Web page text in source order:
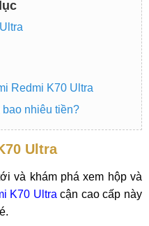
Redmi K70 Ultra
nhiêu tiền?
Ultra
và khám phá xem hộp và
K70 Ultra cận cao cấp này